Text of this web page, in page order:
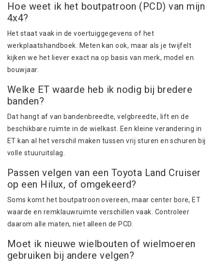
Hoe weet ik het boutpatroon (PCD) van mijn
4x4?
Het staat vaak in de voertuiggegevens of het
werkplaatshandboek. Meten kan ook, maar als je twijfelt
kijken we het liever exact na op basis van merk, model en
bouwjaar.
Welke ET waarde heb ik nodig bij bredere
banden?
Dat hangt af van bandenbreedte, velgbreedte, lift en de
beschikbare ruimte in de wielkast. Een kleine verandering in
ET kan al het verschil maken tussen vrij sturen en schuren bij
volle stuuruitslag.
Passen velgen van een Toyota Land Cruiser
op een Hilux, of omgekeerd?
Soms komt het boutpatroon overeen, maar center bore, ET
waarde en remklauwruimte verschillen vaak. Controleer
daarom alle maten, niet alleen de PCD.
Moet ik nieuwe wielbouten of wielmoeren
gebruiken bij andere velgen?